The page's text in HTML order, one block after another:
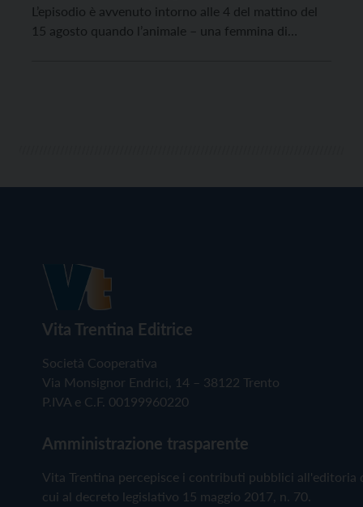
L’episodio è avvenuto intorno alle 4 del mattino del
15 agosto quando l’animale – una femmina di
Vita Trentina Editrice
Società Cooperativa
Via Monsignor Endrici, 14 – 38122 Trento
P.IVA e C.F. 00199960220
Amministrazione trasparente
Vita Trentina percepisce i contributi pubblici all'editoria
cui al decreto legislativo 15 maggio 2017, n. 70.